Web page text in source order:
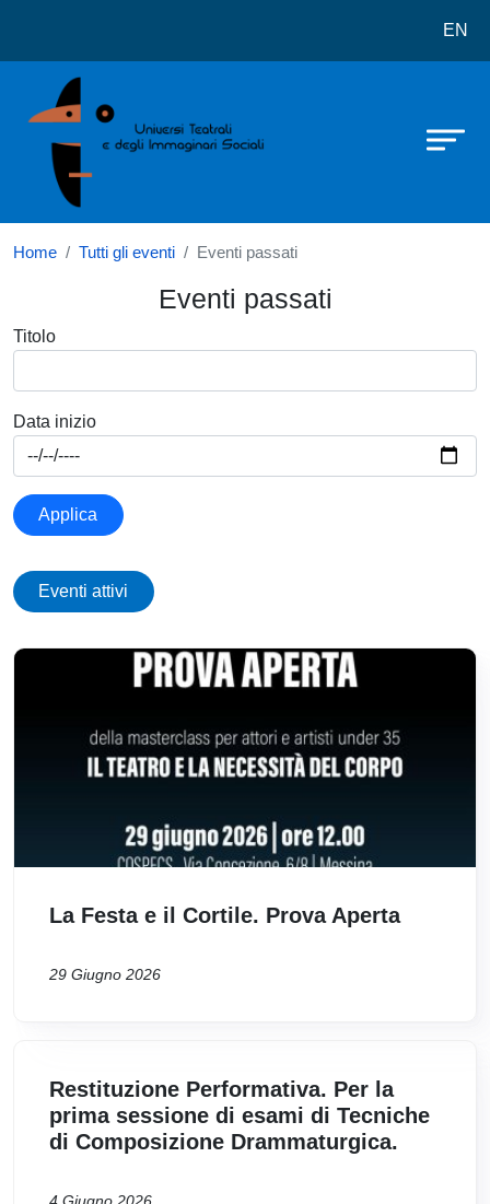
Centro internazionale di studi EN
Home Tutti gli eventi Eventi passati
Eventi passati
Titolo
Data inizio
Applica
Eventi attivi
Immagine
La Festa e il Cortile. Prova Aperta
29 Giugno 2026
Restituzione Performativa. Per la
prima sessione di esami di Tecniche
di Composizione Drammaturgica.